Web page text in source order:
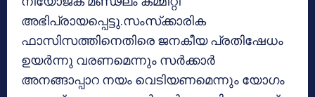
അഭിപ്രായപ്പെട്ടു.സംസ്‌ക്കാരിക
ഫാസിസത്തിനെതിരെ ജനകീയ പ്രതിഷേധം
ഉയര്‍ന്നു വരണമെന്നും സര്‍ക്കാര്‍
അനങ്ങാപ്പാറ നയം വെടിയണമെന്നും യോഗം